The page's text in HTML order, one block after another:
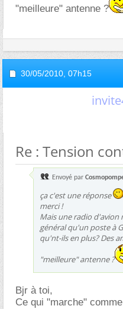
"meilleure" antenne ?
30/05/2010, 07h15
Re : Tension
Envoyé par
ça c'est une réponse
merci !
Mais une radio d'avion
général qu'un poste à
qu'nt-ils en plus? Des
"meilleure" antenne ?
Bjr à toi,
Ce qui "marche"